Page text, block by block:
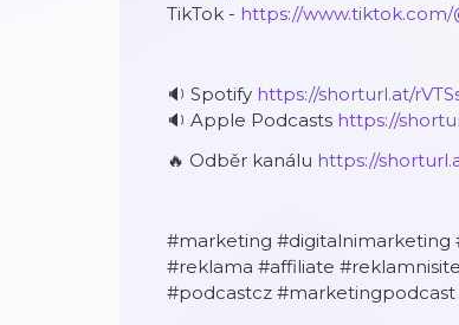
TikTok - https://www.tiktok.com/
🔉 Spotify https://shorturl.at/
🔉 Apple Podcasts https://
🔥 Odběr kanálu https://
#marketing #digitalnimarketing
#reklama #affiliate
#podcastcz #marketingpodcast